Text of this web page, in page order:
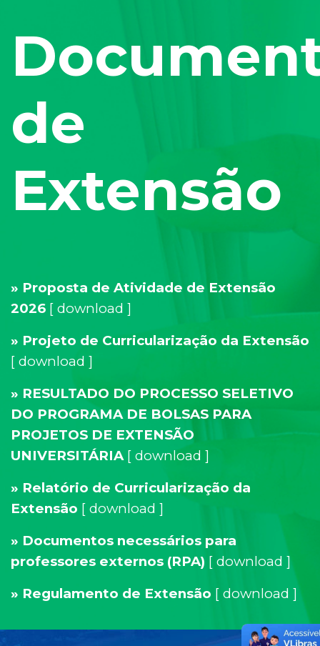
de
Extensão
» Proposta de Atividade de Extensão
2026 [ download ]
» Projeto de Curricularização da Extensão
[ download ]
» RESULTADO DO PROCESSO SELETIVO
DO PROGRAMA DE BOLSAS PARA
PROJETOS DE EXTENSÃO
UNIVERSITÁRIA[ download ]
» Relatório de Curricularização da
Extensão [ download ]
» Documentos necessários para
professores externos (RPA) [ download ]
» Regulamento de Extensão [ download ]